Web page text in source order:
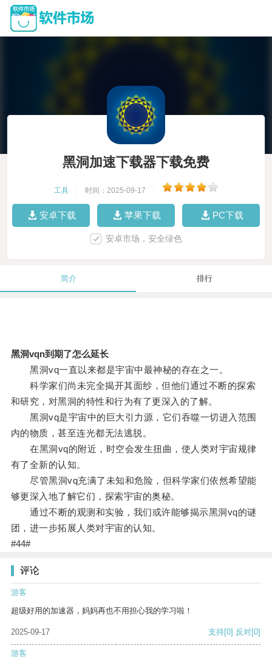
黑洞加速下载器下载免费
工具 时间：2025-09-17
安卓下载 苹果下载 PC下载
安卓市场，安全绿色
简介 排行
黑洞vqn到期了怎么延长
黑洞vq一直以来都是宇宙中最神秘的存在之一。
科学家们尚未完全揭开其面纱，但他们通过不断的探索
和研究，对黑洞的特性和行为有了更深入的了解。
黑洞vq是宇宙中的巨大引力源，它们吞噬一切进入范围
内的物质，甚至连光都无法逃脱。
在黑洞vq的附近，时空会发生扭曲，使人类对宇宙规律
有了全新的认知。
尽管黑洞vq充满了未知和危险，但科学家们依然希望能
够更深入地了解它们，探索宇宙的奥秘。
通过不断的观测和实验，我们或许能够揭示黑洞vq的谜
团，进一步拓展人类对宇宙的认知。
#44#
评论
游客
超级好用的加速器，妈妈再也不用担心我的学习啦！
2025-09-17 支持[0] 反对[0]
游客